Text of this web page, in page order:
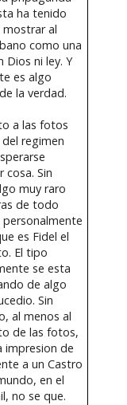
ha tenido
al
como una
Dios ni ley. Y
es algo
la verdad.
a las fotos
regimen
cosa. Sin
muy raro
de todo
personalmente
es Fidel el
El tipo
se esta
de algo
Sin
al menos al
de las fotos,
impresion de
a un Castro
en el
no se que.